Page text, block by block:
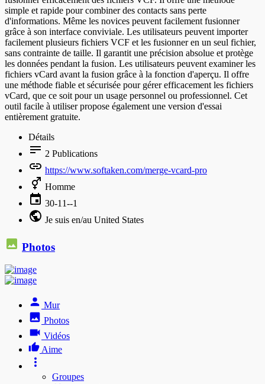
simple et rapide pour combiner des contacts sans perte
d'informations. Même les novices peuvent facilement fusionner
grâce à son interface conviviale. Les utilisateurs peuvent importer
facilement plusieurs fichiers VCF et les fusionner en un seul fichier,
sans contrainte de taille. Il garantit une précision absolue et protège
les données pendant la fusion. Les utilisateurs peuvent examiner les
fichiers vCard avant la fusion grâce à la fonction d'aperçu. Il offre
une méthode fiable et sécurisée pour gérer efficacement les fichiers
vCard, que ce soit pour un usage personnel ou professionnel. Cet
outil facile à utiliser propose également une version d'essai
entièrement gratuite.
Détails
2 Publications
https://www.softaken.com/merge-vcard-pro
Homme
30-11--1
Je suis en/au United States
Photos
Mur
Photos
Vidéos
Aime
Groupes